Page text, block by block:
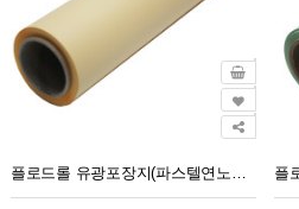
플로드롤 유광포장지(파스텔연노랑)40yd